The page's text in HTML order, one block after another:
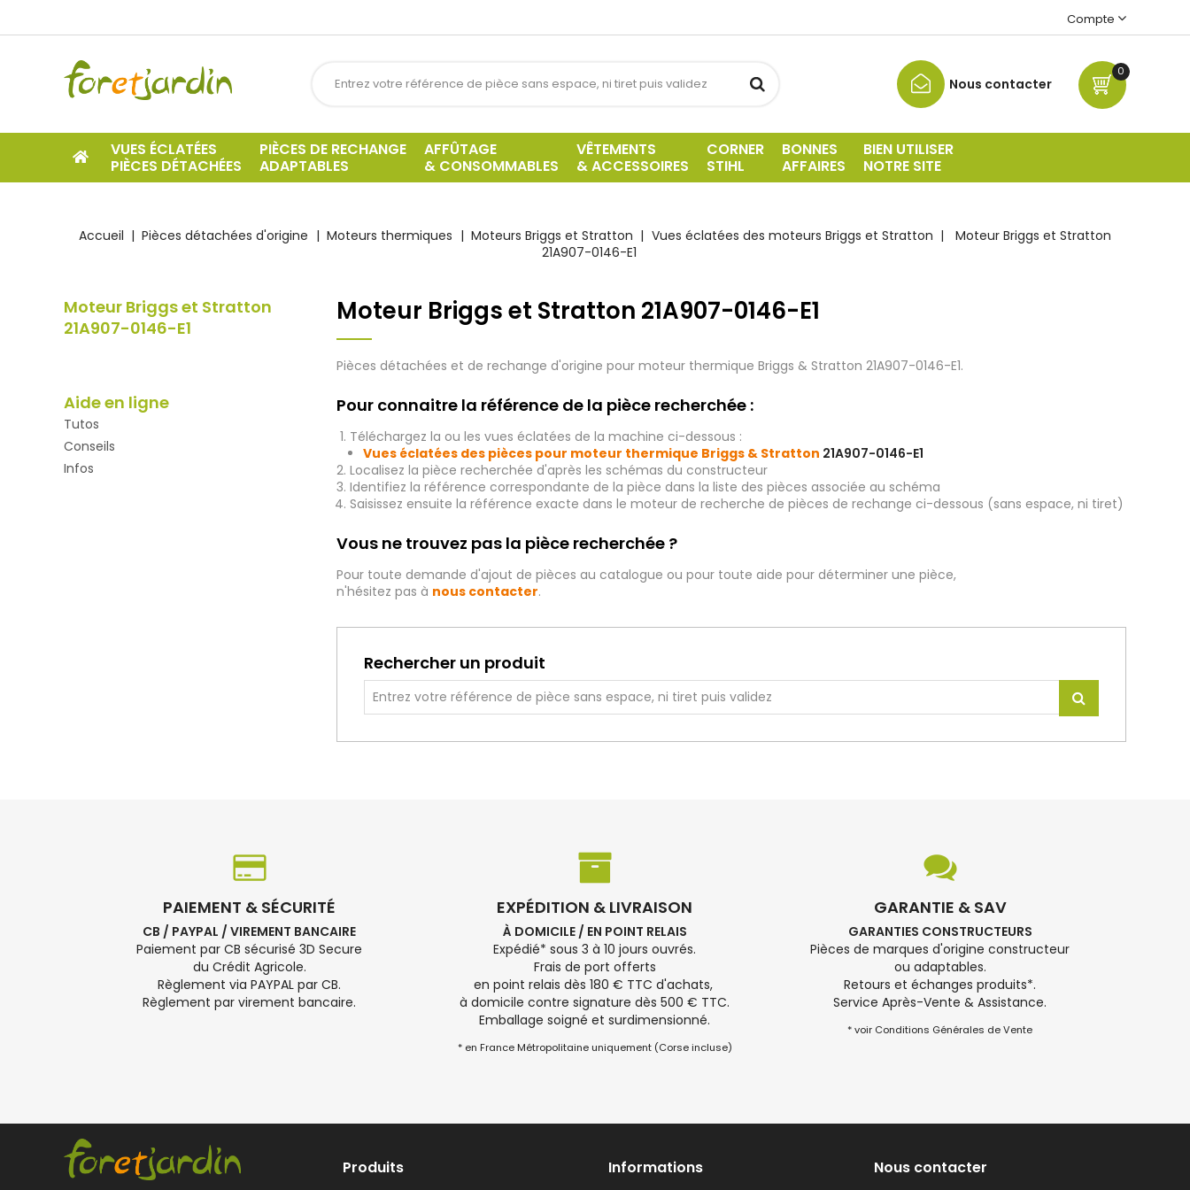
Compte
0
Nous contacter
VUES ÉCLATÉES
PIÈCES DÉTACHÉES
PIÈCES DE RECHANGE
ADAPTABLES
AFFÛTAGE
& CONSOMMABLES
VÊTEMENTS
& ACCESSOIRES
CORNER
STIHL
BONNES
AFFAIRES
BIEN UTILISER
NOTRE SITE
Accueil Pièces détachées d'origine Moteurs thermiques Moteurs Briggs et Stratton Vues éclatées des moteurs Briggs et Stratton
Moteur Briggs et Stratton
21A907-0146-E1
Moteur Briggs et Stratton
21A907-0146-E1
Aide en ligne
Tutos
Conseils
Infos
Moteur Briggs et Stratton 21A907-0146-E1
Pièces détachées et de rechange d'origine pour moteur thermique Briggs & Stratton 21A907-0146-E1.
Pour connaitre la référence de la pièce recherchée :
Téléchargez la ou les vues éclatées de la machine ci-dessous :
Vues éclatées des pièces pour moteur thermique Briggs & Stratton 21A907-0146-E1
Localisez la pièce recherchée d'après les schémas du constructeur
Identifiez la référence correspondante de la pièce dans la liste des pièces associée au schéma
Saisissez ensuite la référence exacte dans le moteur de recherche de pièces de rechange ci-dessous (sans espace, ni tiret)
Vous ne trouvez pas la pièce recherchée ?
Pour toute demande d'ajout de pièces au catalogue ou pour toute aide pour déterminer une pièce,
n'hésitez pas à nous contacter.
Rechercher un produit
PAIEMENT & SÉCURITÉ
CB / PAYPAL / VIREMENT BANCAIRE
Paiement par CB sécurisé 3D Secure
du Crédit Agricole.
Règlement via PAYPAL par CB.
Règlement par virement bancaire.
EXPÉDITION & LIVRAISON
À DOMICILE / EN POINT RELAIS
Expédié* sous 3 à 10 jours ouvrés.
Frais de port offerts
en point relais dès 180 € TTC d'achats,
à domicile contre signature dès 500 € TTC.
Emballage soigné et surdimensionné.
* en France Métropolitaine uniquement (Corse incluse)
GARANTIE & SAV
GARANTIES CONSTRUCTEURS
Pièces de marques d'origine constructeur
ou adaptables.
Retours et échanges produits*.
Service Après-Vente & Assistance.
* voir Conditions Générales de Vente
Produits Informations Nous contacter